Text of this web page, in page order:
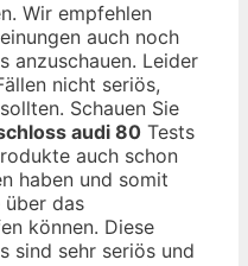
Wir empfehlen
auch noch
anzuschauen. Leider
nicht seriös,
Schauen Sie
audi 80 Tests
auch schon
haben und somit
über das
können. Diese
sind sehr seriös und